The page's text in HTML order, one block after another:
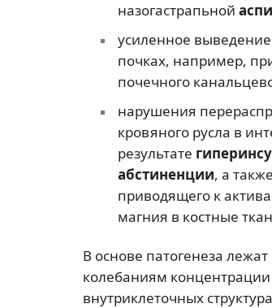
назогастрапьной
усиленное
почках, например,
почечного
нарушения
кровяного русла в
результате
абстиненции, а
приводящего к
магния в костные
В основе патогенеза
колебаниям
внутриклеточных